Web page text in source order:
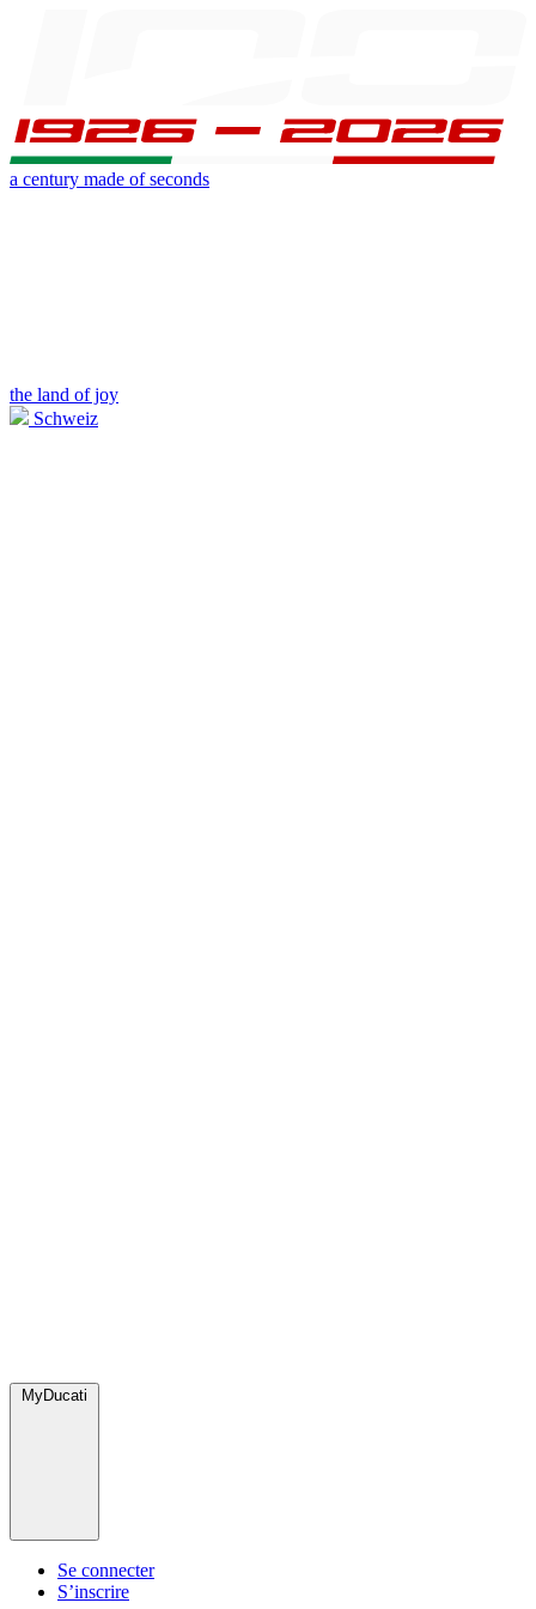
a century made of seconds
the land of joy
Schweiz
MyDucati
Se connecter
S’inscrire